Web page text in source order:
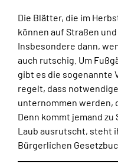
Die Blätter, die im
können auf Straßen
Insbesondere dann,
auch rutschig. Um
gibt es die sogenannte
regelt, dass
unternommen werden,
Denn kommt jemand zu
Laub ausrutscht, steht
Bürgerlichen